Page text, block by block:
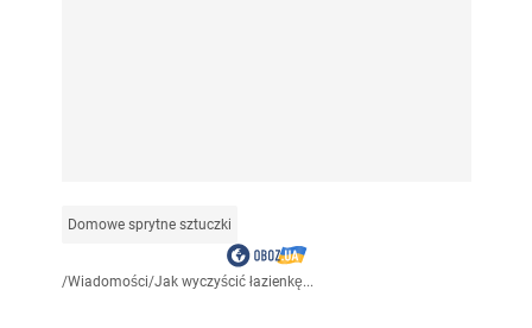
Domowe sprytne sztuczki
/Wiadomości/Jak wyczyścić łazienkę...